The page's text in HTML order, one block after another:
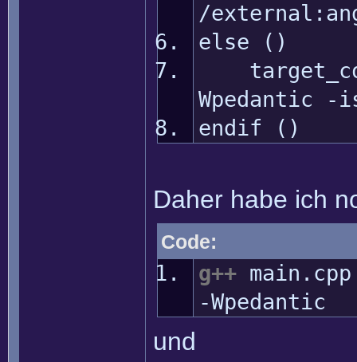
/
else ()
Wpedantic -
endif ()
Daher habe ich
Code:
g++
-Wpedantic
und